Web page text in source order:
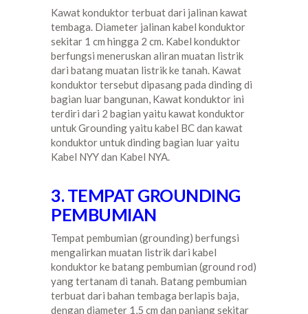
Kawat konduktor terbuat dari jalinan kawat
tembaga. Diameter jalinan kabel konduktor
sekitar 1 cm hingga 2 cm. Kabel konduktor
berfungsi meneruskan aliran muatan listrik
dari batang muatan listrik ke tanah. Kawat
konduktor tersebut dipasang pada dinding di
bagian luar bangunan, Kawat konduktor ini
terdiri dari 2 bagian yaitu kawat konduktor
untuk Grounding yaitu kabel BC dan kawat
konduktor untuk dinding bagian luar yaitu
Kabel NYY dan Kabel NYA.
3. TEMPAT GROUNDING
PEMBUMIAN
Tempat pembumian (grounding) berfungsi
mengalirkan muatan listrik dari kabel
konduktor ke batang pembumian (ground rod)
yang tertanam di tanah. Batang pembumian
terbuat dari bahan tembaga berlapis baja,
dengan diameter 1,5 cm dan panjang sekitar